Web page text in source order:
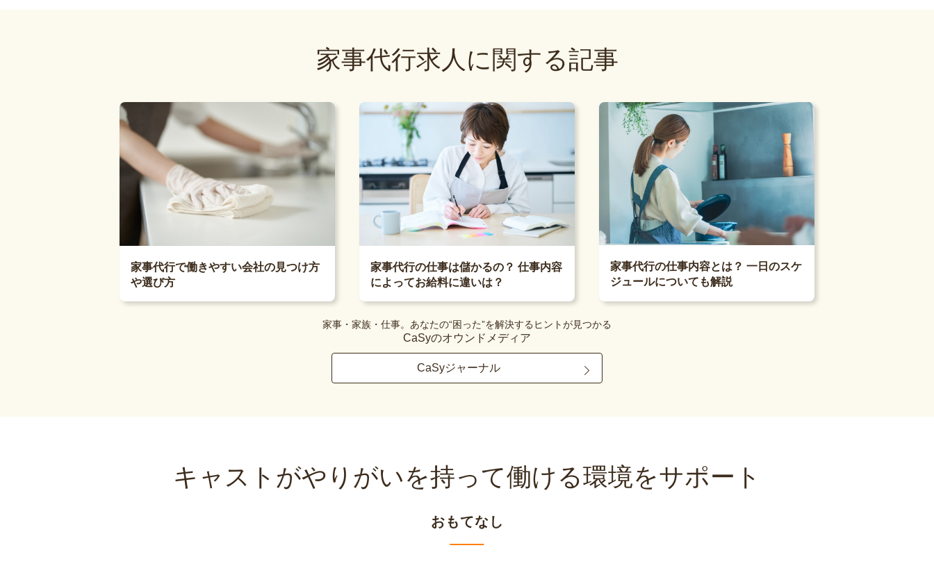
家事代行求人に関する記事
家事代行で働きやすい会社の見つけ方
や選び方
家事代行の仕事は儲かるの？ 仕事内容
によってお給料に違いは？
家事代行の仕事内容とは？ 一日のスケ
ジュールについても解説
家事・家族・仕事。あなたの“困った”を解決するヒントが見つかる
CaSyのオウンドメディア
CaSyジャーナル
キャストがやりがいを持って働ける環境をサポート
おもてなし